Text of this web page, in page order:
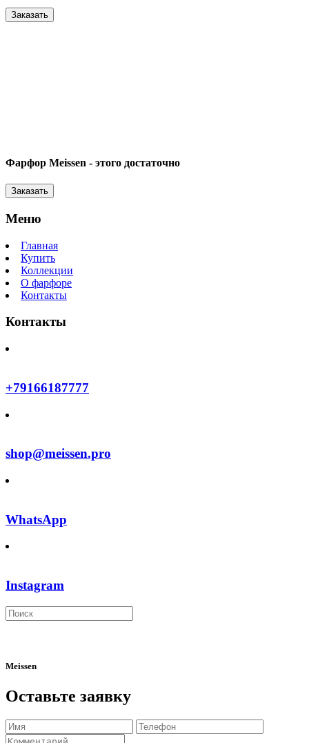
Заказать
Фарфор Meissen - этого достаточно
Заказать
Меню
Главная
Купить
Коллекции
О фарфоре
Контакты
Контакты
+79166187777
shop@meissen.pro
WhatsApp
Instagram
Meissen
Оставьте заявку